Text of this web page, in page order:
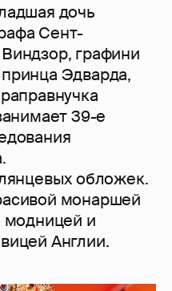
дочь
Сент-
графини
Эдварда,
39-е
обложек.
монаршей
модницей и
Англии.